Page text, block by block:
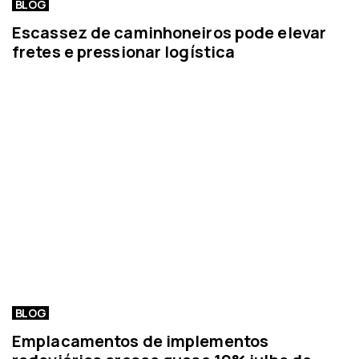
BLOG
Escassez de caminhoneiros pode elevar
fretes e pressionar logística
BLOG
Emplacamentos de implementos